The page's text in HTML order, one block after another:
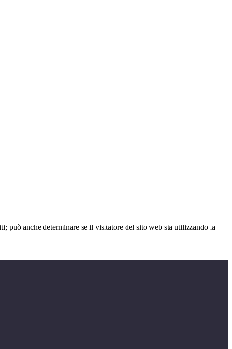
può anche determinare se il visitatore del sito web sta utilizzando la